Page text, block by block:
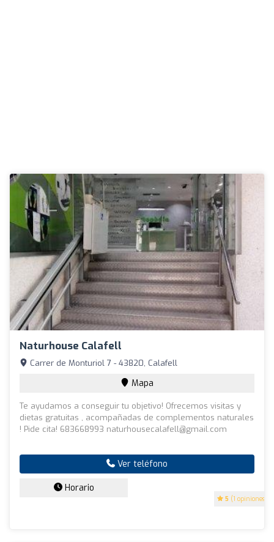
Naturhouse Calafell
5 (1 opiniones)
Carrer de Monturiol 7 - 43820, Calafell
Mapa
Te ayudamos a conseguir tu objetivo! Ofrecemos visitas y
dietas gratuitas , acompañadas de complementos naturales
! Pide cita! 683668993 naturhousecalafell@gmail.com
Ver teléfono
Horario